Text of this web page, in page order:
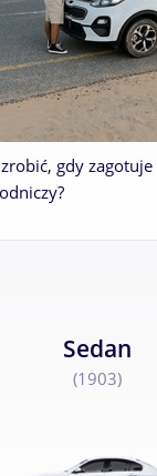
gdy zagotuje
Sedan
(1903)